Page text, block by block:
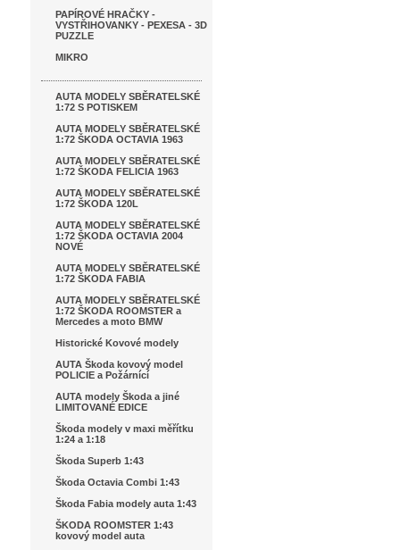
PAPÍROVÉ HRAČKY -
VYSTŘIHOVANKY - PEXESA - 3D
PUZZLE
MIKRO
AUTA MODELY SBĚRATELSKÉ
1:72 S POTISKEM
AUTA MODELY SBĚRATELSKÉ
1:72 ŠKODA OCTAVIA 1963
AUTA MODELY SBĚRATELSKÉ
1:72 ŠKODA FELICIA 1963
AUTA MODELY SBĚRATELSKÉ
1:72 ŠKODA 120L
AUTA MODELY SBĚRATELSKÉ
1:72 ŠKODA OCTAVIA 2004
NOVÉ
AUTA MODELY SBĚRATELSKÉ
1:72 ŠKODA FABIA
AUTA MODELY SBĚRATELSKÉ
1:72 ŠKODA ROOMSTER a
Mercedes a moto BMW
Historické Kovové modely
AUTA Škoda kovový model
POLICIE a Požárnící
AUTA modely Škoda a jiné
LIMITOVANÉ EDICE
Škoda modely v maxi měřítku
1:24 a 1:18
Škoda Superb 1:43
Škoda Octavia Combi 1:43
Škoda Fabia modely auta 1:43
ŠKODA ROOMSTER 1:43
kovový model auta